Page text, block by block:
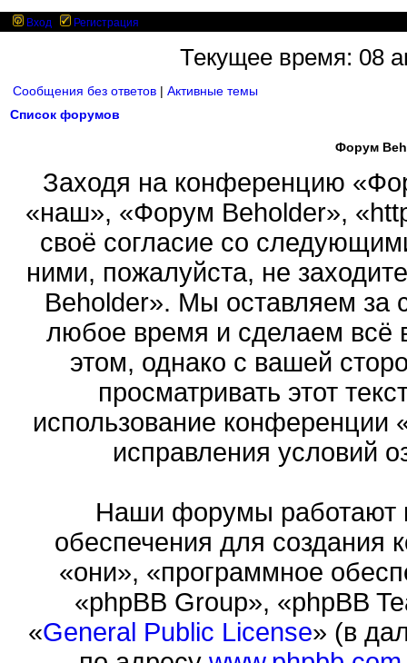
Вход Регистрация
Текущее время: 08
Сообщения без ответов | Активные темы
Список форумов
Форум
Заходя на конференцию
«наш», «Форум Beholder»,
своё согласие со
ними, пожалуйста, не
Beholder». Мы оставляем за
любое время и сделаем всё
этом, однако с вашей
просматривать этот
использование
исправления условий
Наши форумы работают
обеспечения для
«они», «программное
«phpBB Group», «phpBB
«General Public License» (в